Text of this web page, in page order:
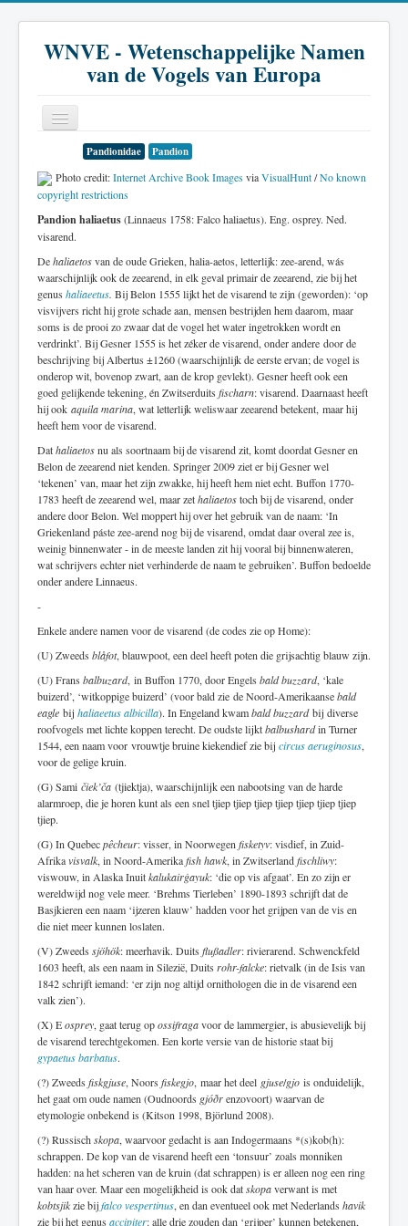
WNVE - Wetenschappelijke Namen
van de Vogels van Europa
Inleiding
Soort
Genus
Familie
Historie
Literatuur
Pandionidae
Pandion
Photo credit:Internet Archive Book ImagesviaVisualHunt/No known
copyright restrictions
Pandion haliaetus(Linnaeus 1758: Falco haliaetus). Eng. osprey. Ned.
visarend.
Dehaliaetosvan de oude Grieken, halia-aetos, letterlijk: zee-arend, wás
waarschijnlijk ook de zeearend, in elk geval primair de zeearend, zie bij het
genus haliaeetus. Bij Belon 1555 lijkt het de visarend te zijn (geworden): ‘op
visvijvers richt hij grote schade aan, mensen bestrijden hem daarom, maar
soms is de prooi zo zwaar dat de vogel het water ingetrokken wordt en
verdrinkt’. Bij Gesner 1555 is het zéker de visarend, onder andere door de
beschrijving bij Albertus ±1260 (waarschijnlijk de eerste ervan; de vogel is
onderop wit, bovenop zwart, aan de krop gevlekt). Gesner heeft ook een
goed gelijkende tekening, én Zwitserduits fischarn: visarend. Daarnaast heeft
hij ook aquila marina, wat letterlijk weliswaar zeearend betekent, maar hij
heeft hem voor de visarend.
Dathaliaetosnu als soortnaam bij de visarend zit, komt doordat Gesner en
Belon de zeearend niet kenden. Springer 2009 ziet er bij Gesner wel
‘tekenen’ van, maar het zijn zwakke, hij heeft hem niet echt. Buffon 1770-
1783 heeft de zeearend wel, maar zethaliaetostoch bij de visarend, onder
andere door Belon. Wel moppert hij over het gebruik van de naam: ‘In
Griekenland páste zee-arend nog bij de visarend, omdat daar overal zee is,
weinig binnenwater - in de meeste landen zit hij vooral bij binnenwateren,
wat schrijvers echter niet verhinderde de naam te gebruiken’. Buffon bedoelde
onder andere Linnaeus.
-
Enkele andere namen voor de visarend (de codes zie op Home):
(U) Zweeds blåfot, blauwpoot, een deel heeft poten die grijsachtig blauw zijn.
(U) Frans balbuzard, in Buffon 1770, door Engels bald buzzard, ‘kale
buizerd’, ‘witkoppige buizerd’ (voor bald zie de Noord-Amerikaansebald
eagle bij haliaeetus albicilla). In Engeland kwambald buzzardbij diverse
roofvogels met lichte koppen terecht. De oudste lijktbalbushardin Turner
1544, een naam voor vrouwtje bruine kiekendief zie bij circus aeruginosus,
voor de gelige kruin.
(G) Sami čiek’ča (tjiektja), waarschijnlijk een nabootsing van de harde
alarmroep, die je horen kunt als een snel tjiep tjiep tjiep tjiep tjiep tjiep tjiep
tjiep.
(G) In Quebecpêcheur: visser, in Noorwegenfisketyv: visdief, in Zuid-
Afrikavisvalk, in Noord-Amerikafish hawk, in Zwitserlandfischliwy:
viswouw, in Alaska Inuitkalukairġayuk: ‘die op vis afgaat’. En zo zijn er
wereldwijd nog vele meer. ‘Brehms Tierleben’ 1890-1893 schrijft dat de
Basjkieren een naam ‘ijzeren klauw’ hadden voor het grijpen van de vis en
die niet meer kunnen loslaten.
(V) Zweeds sjöhök: meerhavik. Duits flußadler: rivierarend. Schwenckfeld
1603 heeft, als een naam in Silezië, Duits rohr-falcke: rietvalk (in de Isis van
1842 schrijft iemand: ‘er zijn nog altijd ornithologen die in de visarend een
valk zien’).
(X) Eosprey, gaat terug opossifragavoor de lammergier, is abusievelijk bij
de visarend terechtgekomen. Een korte versie van de historie staat bij
gypaetus barbatus.
(?) Zweeds fiskgjuse, Noors fiskegjo, maar het deel gjuse/gjo is onduidelijk,
het gaat om oude namen (Oudnoords gjóðrenzovoort) waarvan de
etymologie onbekend is (Kitson 1998, Björlund 2008).
(?) Russischskopa, waarvoor gedacht is aan Indogermaans *(s)kob(h):
schrappen. De kop van de visarend heeft een ‘tonsuur’ zoals monniken
hadden: na het scheren van de kruin (dat schrappen) is er alleen nog een ring
van haar over. Maar een mogelijkheid is ook datskopaverwant is met
kobtsjikzie bijfalco vespertinus, en dan eventueel ook met Nederlands havik
zie bij het genus accipiter: alle drie zouden dan ‘grijper’ kunnen betekenen,